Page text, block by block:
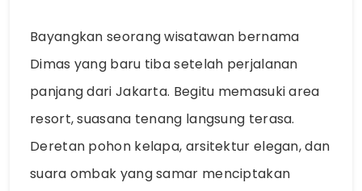
Bayangkan seorang wisatawan bernama
Dimas yang baru tiba setelah perjalanan
panjang dari Jakarta. Begitu memasuki area
resort, suasana tenang langsung terasa.
Deretan pohon kelapa, arsitektur elegan, dan
suara ombak yang samar menciptakan